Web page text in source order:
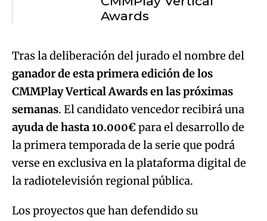
Awards
Tras la deliberación del jurado el nombre del
ganador de esta primera edición de los
CMMPlay Vertical Awards en las próximas
semanas. El candidato vencedor recibirá una
ayuda de hasta 10.000€para el desarrollo de
la primera temporada de la serie que podrá
verse en exclusiva en la plataforma digital de
la radiotelevisión regional pública.
Los proyectos que han defendido su